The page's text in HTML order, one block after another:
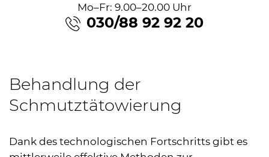
Mo–Fr: 9.00–20.00 Uhr
030/88 92 92 20
Behandlung der
Schmutztätowierung
Dank des technologischen Fortschritts gibt es